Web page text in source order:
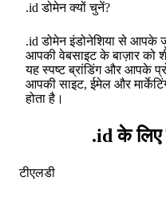
.id डोमेन क्यों चुनें?
.id डोमेन इंडोनेशिया से आपके
आपकी वेबसाइट के बाज़ार को
यह स्पष्ट ब्रांडिंग और आपके
आपकी साइट, ईमेल और
होता है।
.id के लिए
टीएलडी